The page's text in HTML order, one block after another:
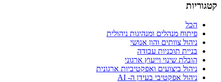
קטגוריות
הכל
פיתוח מנהלים ומנהיגות ניהולית
ניהול צוותים והון אנושי
בניית תוכניות עבודה
הובלת שינוי וייעוץ ארגוני
ניהול ביצועים ואפקטיביות ארגונית
ניהול אפקטיבי בעידן ה- AI